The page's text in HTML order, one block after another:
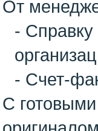
Oт
- Справку
- Cчет-
С